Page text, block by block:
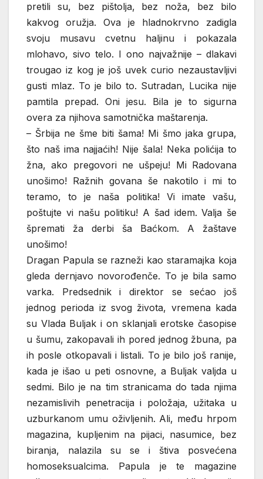
pretili su, bez pištolja, bez noža, bez bilo
kakvog oružja. Ova je hladnokrvno zadigla
svoju musavu cvetnu haljinu i pokazala
mlohavo, sivo telo. I ono najvažnije – dlakavi
trougao iz kog je još uvek curio nezaustavljivi
gusti mlaz. To je bilo to. Sutradan, Lucika nije
pamtila prepad. Oni jesu. Bila je to sigurna
overa za njihova samotnička maštarenja.
– Šrbija ne šme biti šama! Mi šmo jaka grupa,
što naš ima najjaćih! Nije šala! Neka polićija to
žna, ako pregovori ne ušpeju! Mi Radovana
unošimo! Ražnih govana še nakotilo i mi to
teramo, to je naša politika! Vi imate vašu,
poštujte vi našu politiku! A šad idem. Valja še
špremati ža derbi ša Baćkom. A žaštave
unošimo!
Dragan Papula se razneži kao staramajka koja
gleda dernjavo novorođenče. To je bila samo
varka. Predsednik i direktor se sećao još
jednog perioda iz svog života, vremena kada
su Vlada Buljak i on sklanjali erotske časopise
u šumu, zakopavali ih pored jednog žbuna, pa
ih posle otkopavali i listali. To je bilo još ranije,
kada je išao u peti osnovne, a Buljak valjda u
sedmi. Bilo je na tim stranicama do tada njima
nezamislivih penetracija i položaja, užitaka u
uzburkanom umu oživljenih. Ali, među hrpom
magazina, kupljenim na pijaci, nasumice, bez
biranja, nalazila su se i štiva posvećena
homoseksualcima. Papula je te magazine